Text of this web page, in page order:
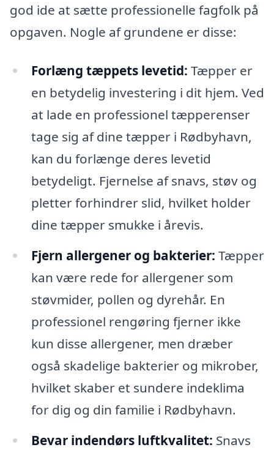
god ide at sætte professionelle fagfolk på
opgaven. Nogle af grundene er disse:
Forlæng tæppets levetid: Tæpper er
en betydelig investering i dit hjem. Ved
at lade en professionel tæpperenser
tage sig af dine tæpper i Rødbyhavn,
kan du forlænge deres levetid
betydeligt. Fjernelse af snavs, støv og
pletter forhindrer slid, hvilket holder
dine tæpper smukke i årevis.
Fjern allergener og bakterier: Tæpper
kan være rede for allergener som
støvmider, pollen og dyrehår. En
professionel rengøring fjerner ikke
kun disse allergener, men dræber
også skadelige bakterier og mikrober,
hvilket skaber et sundere indeklima
for dig og din familie i Rødbyhavn.
Bevar indendørs luftkvalitet: Snavs